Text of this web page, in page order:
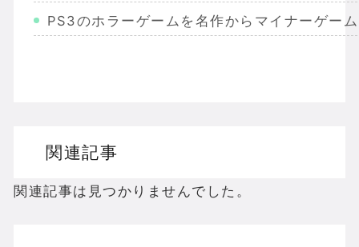
PS3のホラーゲームを名作からマイナーゲー
ドラゴンクエスト３の思い出
【聖剣伝説3】リースとアンジェラってなん
関連記事
関連記事は見つかりませんでした。